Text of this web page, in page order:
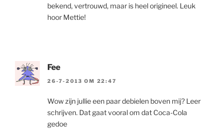
bekend, vertrouwd, maar is heel origineel. Leuk
hoor Mettie!
Fee
26-7-2013 OM 22:47
Wow zijn jullie een paar debielen boven mij? Leer
schrijven. Dat gaat vooral om dat Coca-Cola
gedoe